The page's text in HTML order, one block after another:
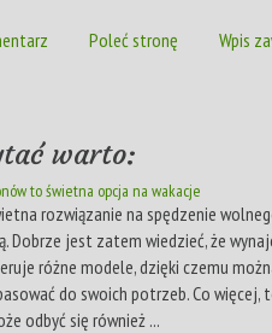
Poleć stronę Wpis
warto:
to świetna opcja na wakacje
rozwiązanie na spędzenie
Dobrze jest zatem wiedzieć, że
różne modele, dzięki czemu
do swoich potrzeb. Co więcej,
odbyć się również ...